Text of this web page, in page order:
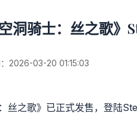
空洞骑士：丝之歌
2026-03-20 01:15:03
丝之歌》已正式发售，登陆